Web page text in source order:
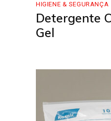
HIGIENE & SEGURANÇA
Detergente
Gel